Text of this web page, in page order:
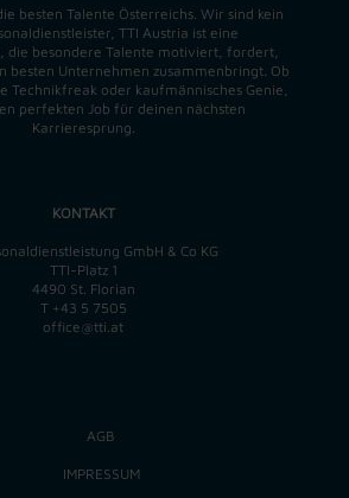
besten Talente Österreichs. Wir sind kein
TTI Austria ist eine
die besondere Talente motiviert, fordert,
besten Unternehmen zusammenbringt. Ob
Technikfreak oder kaufmännisches Genie,
perfekten Job für deinen nächsten
Karrieresprung.
KONTAKT
GmbH & Co KG
TTI-Platz 1
4490 St. Florian
T +43 5 7505
office@tti.at
AGB
IMPRESSUM